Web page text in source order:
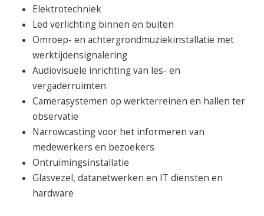
Elektrotechniek
Led verlichting binnen en buiten
Omroep- en achtergrondmuziekinstallatie met
werktijdensignalering
Audiovisuele inrichting van les- en
vergaderruimten
Camerasystemen op werkterreinen en hallen ter
observatie
Narrowcasting voor het informeren van
medewerkers en bezoekers
Ontruimingsinstallatie
Glasvezel, datanetwerken en IT diensten en
hardware